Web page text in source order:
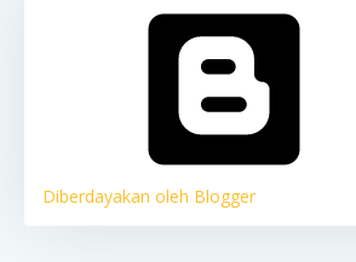
Diberdayakan oleh Blogger